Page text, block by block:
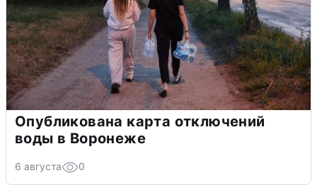
Опубликована карта отключений
воды в Воронеже
6 августа 0